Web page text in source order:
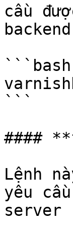
cầu
```bash
```
####
Lệnh
yêu
server